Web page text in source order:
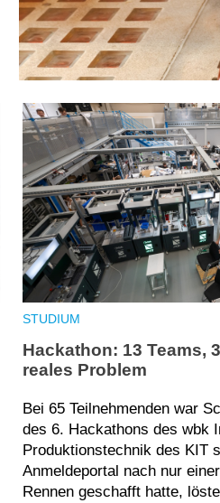
STUDIUM
Hackathon: 13 Teams,
reales Problem
Bei 65 Teilnehmenden war
des 6. Hackathons des wbk
Produktionstechnik des KIT
Anmeldeportal nach nur
Rennen geschafft hatte,